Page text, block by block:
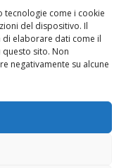
tecnologie come i cookie
del dispositivo. Il
elaborare dati come il
sito. Non
negativamente su alcune